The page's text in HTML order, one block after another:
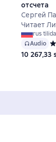
156 оценок
отсчета
Сергей
Читает
rus tilida
Audio
10 267,33